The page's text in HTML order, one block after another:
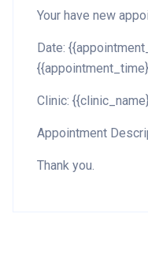
Your have new
Date:
Clinic:
Appointment
Thank you.